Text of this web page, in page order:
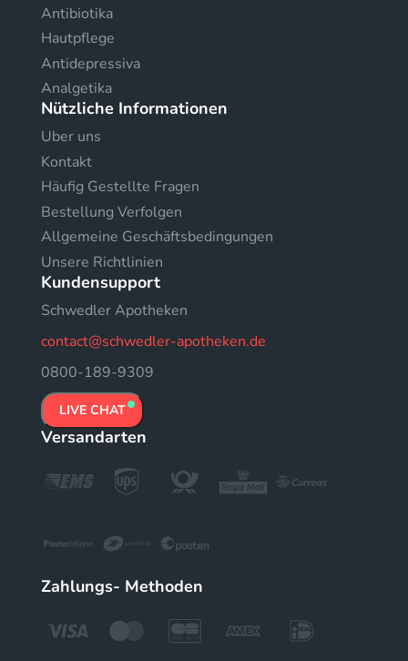
Antibiotika
Hautpflege
Antidepressiva
Analgetika
Nützliche Informationen
Uber uns
Kontakt
Häufig Gestellte Fragen
Bestellung Verfolgen
Allgemeine Geschäftsbedingungen
Unsere Richtlinien
Kundensupport
Schwedler Apotheken
contact@schwedler-apotheken.de
0800-189-9309
LIVE CHAT
Versandarten
Zahlungs- Methoden